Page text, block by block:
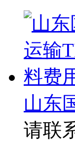
山东
请联